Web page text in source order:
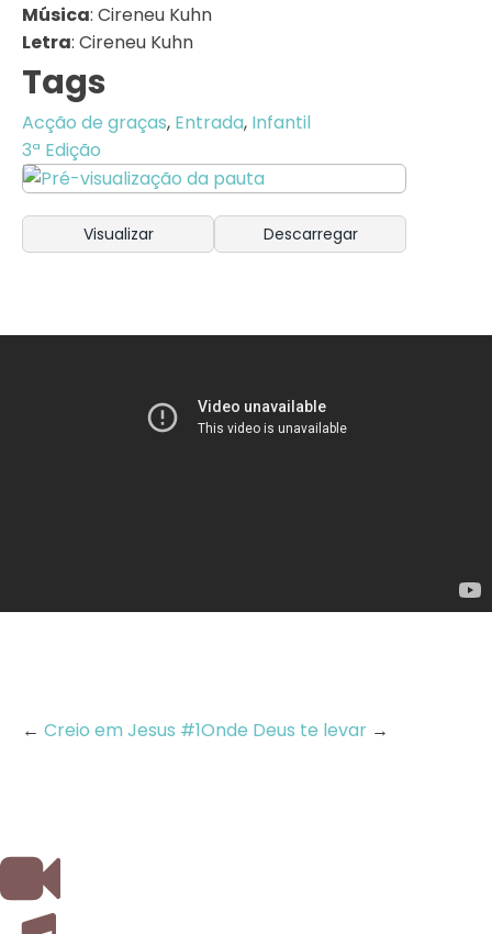
Música: Cireneu Kuhn
Letra: Cireneu Kuhn
Tags
Acção de graças, Entrada, Infantil
3ª Edição
Visualizar Descarregar
← Creio em Jesus #1Onde Deus te levar →